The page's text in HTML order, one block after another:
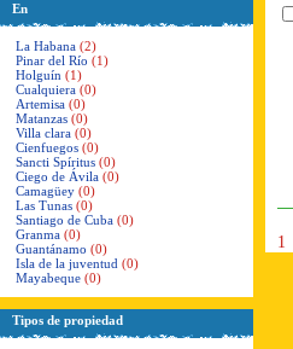
En
La Habana (2)
Pinar del Río (1)
Holguín (1)
Cualquiera (0)
Artemisa (0)
Matanzas (0)
Villa clara (0)
Cienfuegos (0)
Sancti Spíritus (0)
Ciego de Ávila (0)
Camagüey (0)
Las Tunas (0)
Santiago de Cuba (0)
Granma (0)
Guantánamo (0)
Isla de la juventud (0)
Mayabeque (0)
Tipos de propiedad
1